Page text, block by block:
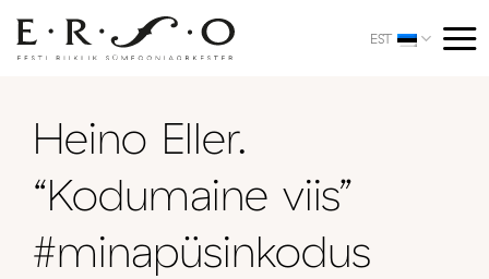
content
EST
Heino Eller.
“Kodumaine viis”
#minapüsinkodus